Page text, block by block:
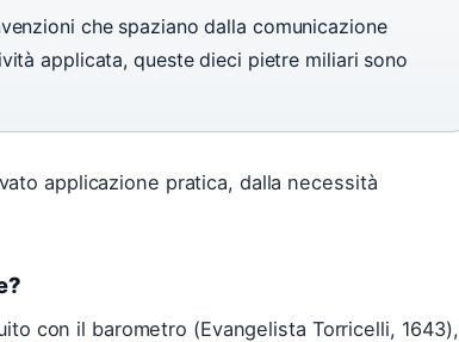
che spaziano dalla comunicazione
applicata, queste dieci pietre miliari sono
applicazione pratica, dalla necessità
con il barometro (Evangelista Torricelli, 1643),